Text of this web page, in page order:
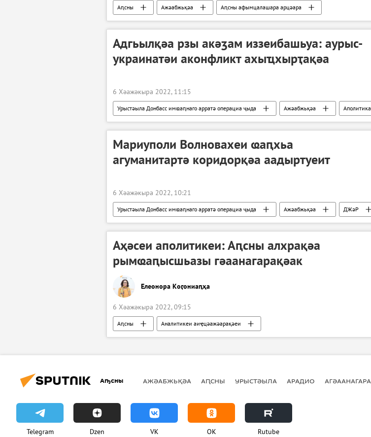
Аԥсны Ажәабжьқәа
Аԥсны афымцалашара арцәара
Аԥсны аенергетика апроблемақәа
Адгьылқәа рзы акәӡам иззеибашьуа: аурыс-
украинатәи аконфликт ахыҵхырҭақәа
6 Хәажәкыра 2022, 11:15
Урыстәыла Донбасс имҩаԥнаго арратә операциа ҷыда Ажәабжьқәа
Аполитика
ДЖәР
ЛЖәР
Мариуполи Волновахеи ҩаԥхьа
агуманитартә коридорқәа аадыртуеит
6 Хәажәкыра 2022, 10:21
Урыстәыла Донбасс имҩаԥнаго арратә операциа ҷыда Ажәабжьқәа ДЖәР
Аҳәсеи аполитикеи: Аԥсны алхрақәа
рымҩаԥысшьазы гәаанагарақәак
Елеонора Коӷониаԥҳа
6 Хәажәкыра 2022, 09:15
Аԥсны Аналитикеи аиҿцәажәарақәеи
Аҧсны АЖӘАБЖЬҚӘА АԤСНЫ УРЫСТӘЫЛА АРАДИО АГӘААНАГАРА
Telegram Dzen VK OK Rutube